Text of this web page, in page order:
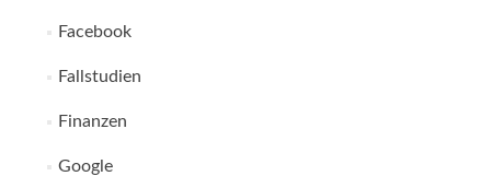
Facebook
Fallstudien
Finanzen
Google